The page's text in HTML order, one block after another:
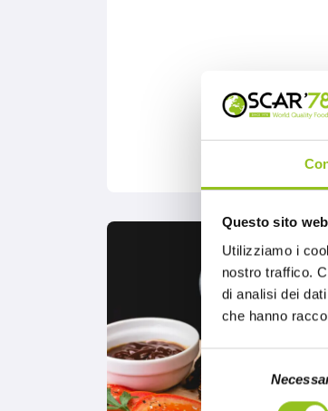
Questo sito
Utilizziamo i
nostro traffico.
di analisi dei
che hanno
S
e
l